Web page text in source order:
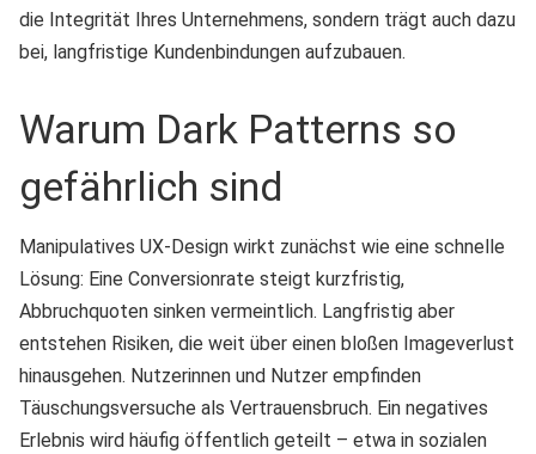
die Integrität Ihres Unternehmens, sondern trägt auch dazu
bei, langfristige Kundenbindungen aufzubauen.
Warum Dark Patterns so
gefährlich sind
Manipulatives UX-Design wirkt zunächst wie eine schnelle
Lösung: Eine Conversionrate steigt kurzfristig,
Abbruchquoten sinken vermeintlich. Langfristig aber
entstehen Risiken, die weit über einen bloßen Imageverlust
hinausgehen. Nutzerinnen und Nutzer empfinden
Täuschungsversuche als Vertrauensbruch. Ein negatives
Erlebnis wird häufig öffentlich geteilt – etwa in sozialen